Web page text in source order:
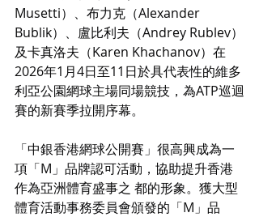
Musetti）、布力克（Alexander
Bublik）、盧比利夫（Andrey Rublev）
及卡真洛夫（Karen Khachanov）在
2026年1月4日至11日於具代表性的維多
利亞公園網球主場同場競技，為ATP巡迴
賽的新賽季拉開序幕。
「中銀香港網球公開賽」很高興成為一
項「M」品牌認可活動，協助提升香港
作為亞洲體育盛事之 都的形象。獲大型
體育活動事務委員會頒發的「M」品